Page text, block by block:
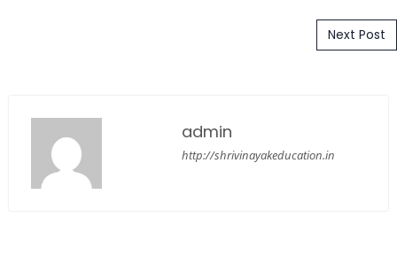
Next Post
admin
http://shrivinayakeducation.in